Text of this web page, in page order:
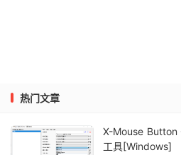
热门文章
X-Mouse
工具[Windows]